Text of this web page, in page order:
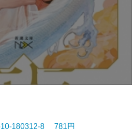
180312-8 781円